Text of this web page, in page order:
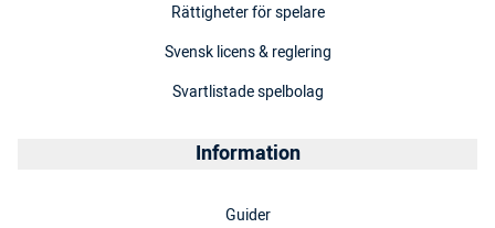
Rättigheter för spelare
Svensk licens & reglering
Svartlistade spelbolag
Information
Guider